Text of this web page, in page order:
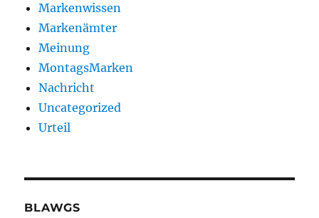
Markenwissen
Markenämter
Meinung
MontagsMarken
Nachricht
Uncategorized
Urteil
BLAWGS